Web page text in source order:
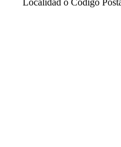
Localidad o Código